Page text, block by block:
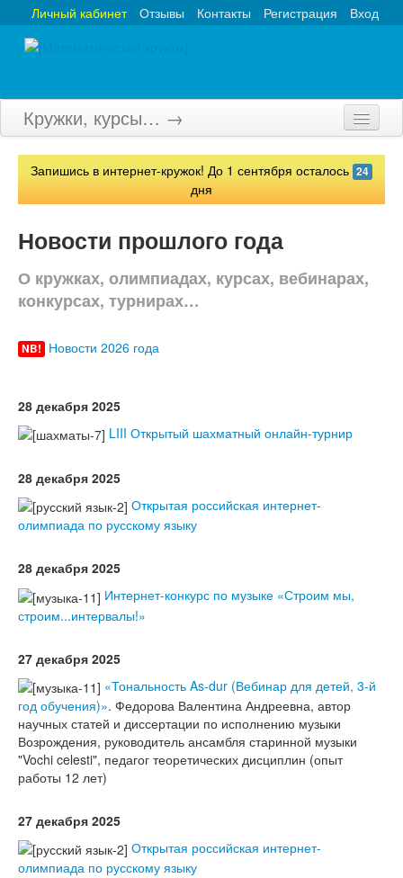
Вход
Регистрация
Контакты
Отзывы
Личный кабинет
Кружки, курсы… →
Главная
Турниры
Тесты
Книги
Игры
Учитель
Запишись в интернет-кружок! До 1 сентября осталось 24
дня
Новости прошлого года
О кружках, олимпиадах, курсах, вебинарах,
конкурсах, турнирах…
NB! Новости 2026 года
28 декабря 2025
LIII Открытый шахматный онлайн-турнир
28 декабря 2025
Открытая российская интернет-
олимпиада по русскому языку
28 декабря 2025
Интернет-конкурс по музыке «Строим мы,
строим...интервалы!»
27 декабря 2025
«Тональность As-dur (Вебинар для детей, 3-й
год обучения)». Федорова Валентина Андреевна, автор
научных статей и диссертации по исполнению музыки
Возрождения, руководитель ансамбля старинной музыки
"Vochi celesti", педагог теоретических дисциплин (опыт
работы 12 лет)
27 декабря 2025
Открытая российская интернет-
олимпиада по русскому языку